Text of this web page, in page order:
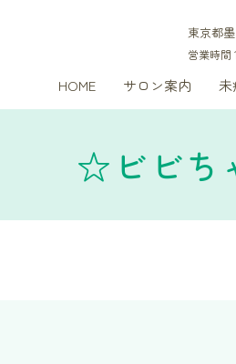
東京都
営業時間
HOME サロン案内
☆ビビち